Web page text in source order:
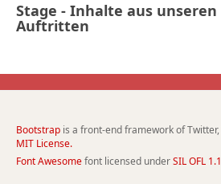
Stage - Inhalte aus unseren
Auftritten
Bootstrap is a front-end framework of
MIT License.
Font Awesomefont licensed underSIL OFL 1.1